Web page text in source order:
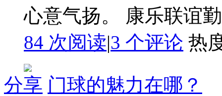
心意气扬。 康乐联谊
84 次阅读|3 个评论 热
分享 门球的魅力在哪？